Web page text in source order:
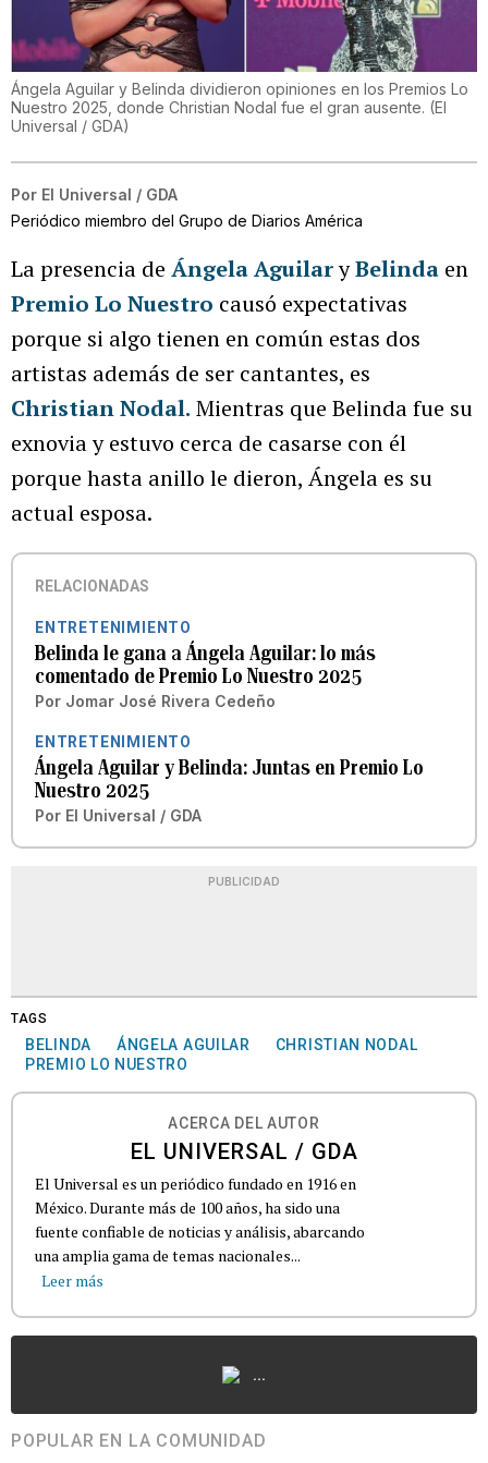
Ángela Aguilar y Belinda dividieron opiniones en los Premios Lo
Nuestro 2025, donde Christian Nodal fue el gran ausente. (El
Universal / GDA)
Por El Universal / GDA
Periódico miembro del Grupo de Diarios América
La presencia de Ángela AguilaryBelinda en
Premio Lo Nuestro causó expectativas
porque si algo tienen en común estas dos
artistas además de ser cantantes, es
Christian Nodal. Mientras que Belinda fue su
exnovia y estuvo cerca de casarse con él
porque hasta anillo le dieron, Ángela es su
actual esposa.
RELACIONADAS
ENTRETENIMIENTO
Belinda le gana a Ángela Aguilar: lo más
comentado de Premio Lo Nuestro 2025
Por Jomar José Rivera Cedeño
ENTRETENIMIENTO
Ángela Aguilar y Belinda: Juntas en Premio Lo
Nuestro 2025
Por El Universal / GDA
PUBLICIDAD
TAGS
BELINDA ÁNGELA AGUILAR
CHRISTIAN NODAL
PREMIO LO NUESTRO
ACERCA DEL AUTOR
EL UNIVERSAL / GDA
El Universal es un periódico fundado en 1916 en
México. Durante más de 100 años, ha sido una
fuente confiable de noticias y análisis, abarcando
una amplia gama de temas nacionales...
Leer más
...
POPULAR EN LA COMUNIDAD